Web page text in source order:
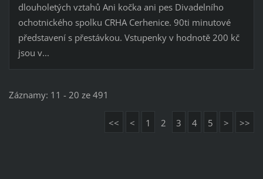
dlouholetých vztahů Ani kočka ani pes Divadelního
ochotnického spolku CRHA Cerhenice. 90ti minutové
představení s přestávkou. Vstupenky v hodnotě 200 kč
jsou v...
Záznamy: 11 - 20 ze 491
<< < 1 2 3 4 5 > >>